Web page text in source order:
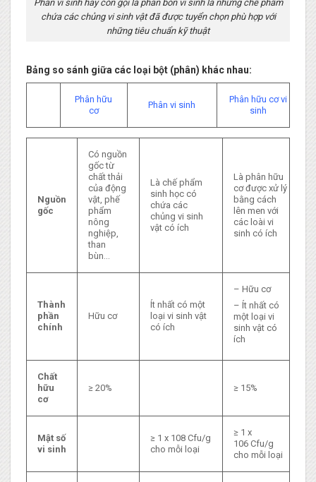
Phân vi sinh hay còn gọi là phân bón vi sinh là những chế phẩm
chứa các chủng vi sinh vật đã được tuyển chọn phù hợp với
những tiêu chuẩn kỹ thuật
Bảng so sánh giữa các loại bột (phân) khác nhau:
Phân hữu
cơ
Phân vi sinh
Phân hữu cơ vi
sinh
Nguồn
gốc
Có nguồn
gốc từ
chất thải
của động
vật, phế
phẩm
nông
nghiệp,
than
bùn…
Là chế phẩm
sinh học có
chứa các
chủng vi sinh
vật có ích
Là phân hữu
cơ được xử lý
bằng cách
lên men với
các loài vi
sinh có ích
Thành
phần
chính
Hữu cơ
Ít nhất có một
loại vi sinh vật
có ích
– Hữu cơ
– Ít nhất có
một loại vi
sinh vật có
ích
Chất
hữu
cơ
≥ 20% ≥ 15%
Mật số
vi sinh
≥ 1 x 108 Cfu/g
cho mỗi loại
≥ 1 x
106 Cfu/g
cho mỗi loại